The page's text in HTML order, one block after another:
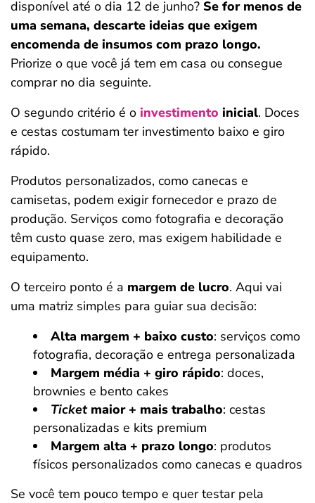
disponível até o dia 12 de junho? Se for menos de
uma semana, descarte ideias que exigem
encomenda de insumos com prazo longo.
Priorize o que você já tem em casa ou consegue
comprar no dia seguinte.
O segundo critério é o investimento inicial. Doces
e cestas costumam ter investimento baixo e giro
rápido.
Produtos personalizados, como canecas e
camisetas, podem exigir fornecedor e prazo de
produção. Serviços como fotografia e decoração
têm custo quase zero, mas exigem habilidade e
equipamento.
O terceiro ponto é a margem de lucro. Aqui vai
uma matriz simples para guiar sua decisão:
Alta margem + baixo custo: serviços como
fotografia, decoração e entrega personalizada
Margem média + giro rápido: doces,
brownies e bento cakes
Ticket maior + mais trabalho: cestas
personalizadas e kits premium
Margem alta + prazo longo: produtos
físicos personalizados como canecas e quadros
Se você tem pouco tempo e quer testar pela